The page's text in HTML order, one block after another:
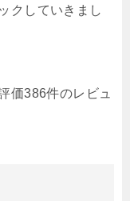
クしていきまし
価386件のレビュ